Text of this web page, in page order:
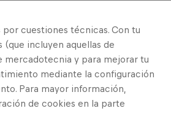
cuestiones técnicas. Con tu
incluyen aquellas de
mercadotecnia y para mejorar tu
mediante la configuración
Para mayor información,
de cookies en la parte